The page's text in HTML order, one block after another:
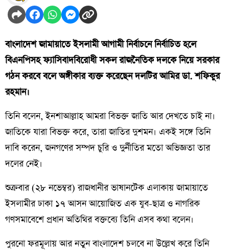
বাংলাদেশ জামায়াতে ইসলামী আগামী নির্বাচনে নির্বাচিত হলে
বিএনপিসহ ফ্যাসিবাদবিরোধী সকল রাজনৈতিক দলকে নিয়ে সরকার
গঠন করবে বলে অঙ্গীকার ব্যক্ত করেছেন দলটির আমির ডা. শফিকুর
রহমান।
তিনি বলেন, ইনশাআল্লাহ আমরা বিভক্ত জাতি আর দেখতে চাই না।
জাতিকে যারা বিভক্ত করে, তারা জাতির দুশমন। একই সঙ্গে তিনি
দাবি করেন, জনগণের সম্পদ চুরি ও দুর্নীতির মতো অভিজ্ঞতা তার
দলের নেই।
শুক্রবার (২৮ নভেম্বর) রাজধানীর ভাষানটেক এলাকায় জামায়াতে
ইসলামীর ঢাকা ১৭ আসন আয়োজিত এক যুব-ছাত্র ও নাগরিক
গণসমাবেশে প্রধান অতিথির বক্তব্যে তিনি এসব কথা বলেন।
পুরনো ফরমূলায় আর নতুন বাংলাদেশ চলবে না উল্লেখ করে তিনি